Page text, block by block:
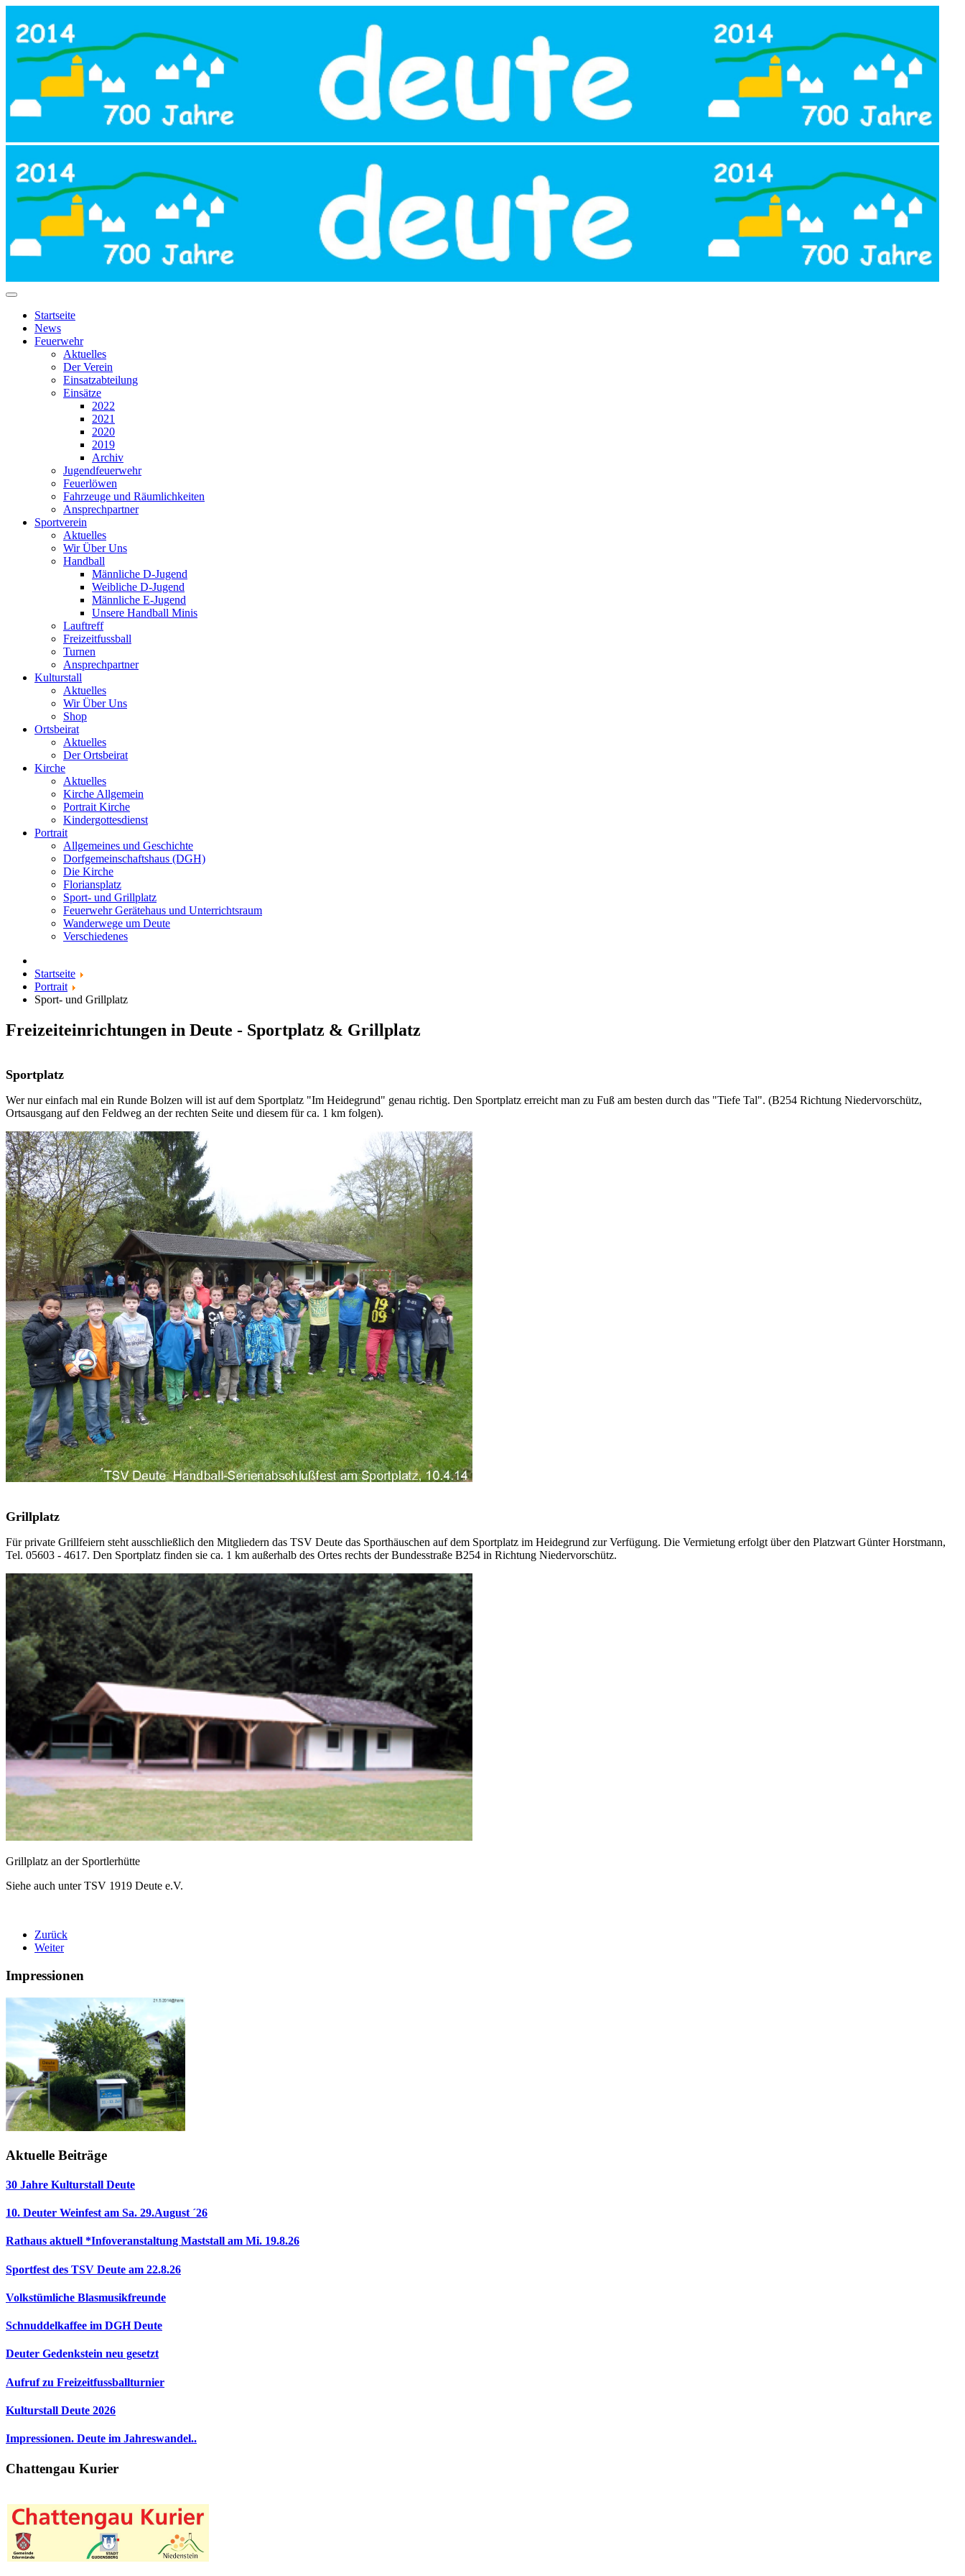
Startseite
News
Feuerwehr
Aktuelles
Der Verein
Einsatzabteilung
Einsätze
2022
2021
2020
2019
Archiv
Jugendfeuerwehr
Feuerlöwen
Fahrzeuge und Räumlichkeiten
Ansprechpartner
Sportverein
Aktuelles
Wir Über Uns
Handball
Männliche D-Jugend
Weibliche D-Jugend
Männliche E-Jugend
Unsere Handball Minis
Lauftreff
Freizeitfussball
Turnen
Ansprechpartner
Kulturstall
Aktuelles
Wir Über Uns
Shop
Ortsbeirat
Aktuelles
Der Ortsbeirat
Kirche
Aktuelles
Kirche Allgemein
Portrait Kirche
Kindergottesdienst
Portrait
Allgemeines und Geschichte
Dorfgemeinschaftshaus (DGH)
Die Kirche
Floriansplatz
Sport- und Grillplatz
Feuerwehr Gerätehaus und Unterrichtsraum
Wanderwege um Deute
Verschiedenes
Startseite
Portrait
Sport- und Grillplatz
Freizeiteinrichtungen in Deute - Sportplatz & Grillplatz
Sportplatz
Wer nur einfach mal ein Runde Bolzen will ist auf dem Sportplatz "Im Heidegrund" genau richtig. Den Sportplatz erreicht man zu Fuß am besten durch das "Tiefe Tal". (B254 Richtung Niedervorschütz,
Ortsausgang auf den Feldweg an der rechten Seite und diesem für ca. 1 km folgen).
Grillplatz
Für private Grillfeiern steht ausschließlich den Mitgliedern das TSV Deute das Sporthäuschen auf dem Sportplatz im Heidegrund zur Verfügung. Die Vermietung erfolgt über den Platzwart Günter Horstmann,
Tel. 05603 - 4617. Den Sportplatz finden sie ca. 1 km außerhalb des Ortes rechts der Bundesstraße B254 in Richtung Niedervorschütz.
Grillplatz an der Sportlerhütte
Siehe auch unter TSV 1919 Deute e.V.
Zurück
Weiter
Impressionen
Aktuelle Beiträge
30 Jahre Kulturstall Deute
10. Deuter Weinfest am Sa. 29.August ´26
Rathaus aktuell *Infoveranstaltung Maststall am Mi. 19.8.26
Sportfest des TSV Deute am 22.8.26
Volkstümliche Blasmusikfreunde
Schnuddelkaffee im DGH Deute
Deuter Gedenkstein neu gesetzt
Aufruf zu Freizeitfussballturnier
Kulturstall Deute 2026
Impressionen. Deute im Jahreswandel..
Chattengau Kurier